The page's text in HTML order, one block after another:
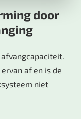
door
af en is de
niet